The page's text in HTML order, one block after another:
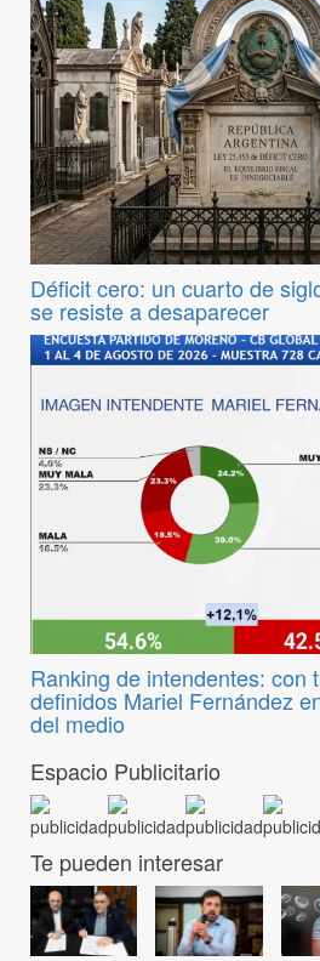
Déficit cero: un cuarto de
se resiste a desaparecer
Ranking de intendentes: con
definidos Mariel Fernández
del medio
Espacio Publicitario
Te pueden interesar